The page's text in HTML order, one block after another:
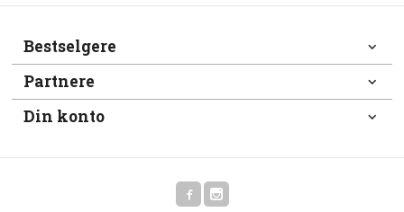
Bestselgere
Partnere
Din konto